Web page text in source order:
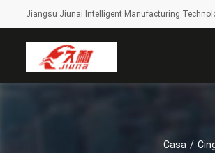
Jiangsu Jiunai Intelligent Manufacturing
Casa /